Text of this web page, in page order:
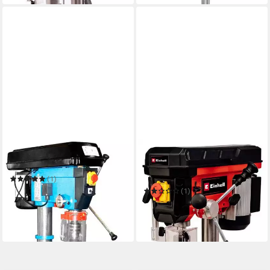
GÜDE
Säulenbohrmaschine GSB 32
(1)
650,75 € 1.049,00 €
-38%
in 9-11 Werktagen bei dir
EINHELL
Säulenbohrmaschine TC-BD
630/1
(1)
204,95 € UVP259,95 €
-21%
in 3-4 Werktagen bei dir